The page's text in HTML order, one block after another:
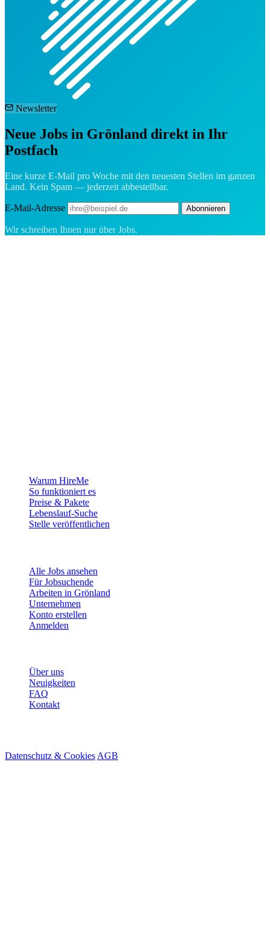
Newsletter
Neue Jobs in Grönland direkt in Ihr
Postfach
Eine kurze E-Mail pro Woche mit den neuesten Stellen im ganzen
Land. Kein Spam — jederzeit abbestellbar.
E-Mail-Adresse Abonnieren
Wir schreiben Ihnen nur über Jobs.
Warum HireMe
So funktioniert es
Preise & Pakete
Lebenslauf-Suche
Stelle veröffentlichen
Alle Jobs ansehen
Für Jobsuchende
Arbeiten in Grönland
Unternehmen
Konto erstellen
Anmelden
Über uns
Neuigkeiten
FAQ
Kontakt
Datenschutz & Cookies AGB